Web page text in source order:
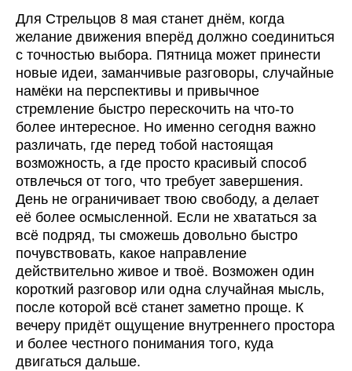
Для Стрельцов 8 мая станет днём, когда
желание движения вперёд должно соединиться
с точностью выбора. Пятница может принести
новые идеи, заманчивые разговоры, случайные
намёки на перспективы и привычное
стремление быстро перескочить на что-то
более интересное. Но именно сегодня важно
различать, где перед тобой настоящая
возможность, а где просто красивый способ
отвлечься от того, что требует завершения.
День не ограничивает твою свободу, а делает
её более осмысленной. Если не хвататься за
всё подряд, ты сможешь довольно быстро
почувствовать, какое направление
действительно живое и твоё. Возможен один
короткий разговор или одна случайная мысль,
после которой всё станет заметно проще. К
вечеру придёт ощущение внутреннего простора
и более честного понимания того, куда
двигаться дальше.